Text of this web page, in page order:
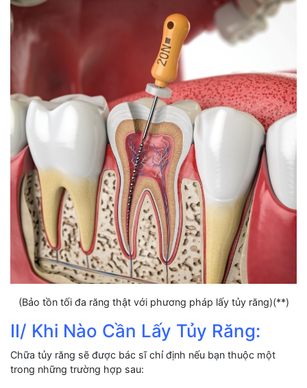
(Bảo tồn tối đa răng thật với phương pháp lấy tủy răng)(**)
II/ Khi Nào Cần Lấy Tủy Răng:
Chữa tủy răng sẽ được bác sĩ chỉ định nếu bạn thuộc một
trong những trường hợp sau: